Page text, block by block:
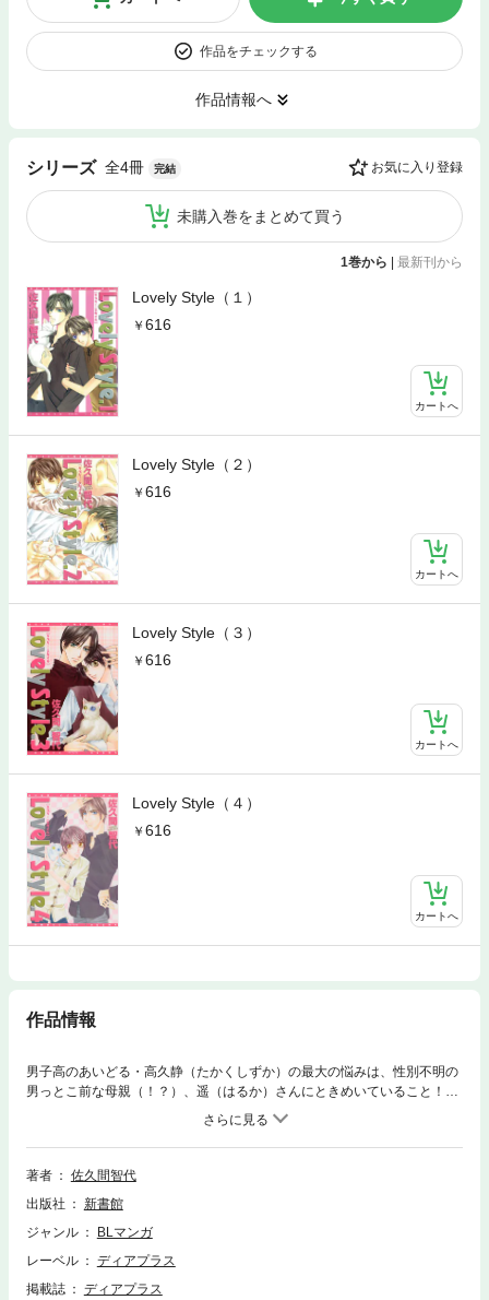
作品をチェックする
作品情報へ
シリーズ 全4冊 完結 お気に入り登録
未購入巻をまとめて買う
1巻から 最新刊から
Lovely Style（１）
616
カートへ
Lovely Style（２）
616
カートへ
Lovely Style（３）
616
カートへ
Lovely Style（４）
616
カートへ
作品情報
男子高のあいどる・高久静（たかくしずか）の最大の悩みは、性別不明の
男っとこ前な母親（！？）、遥（はるか）さんにときめいていること！
不倫も近親愛も同性愛も、へっちゃらさと意気込む静に、彼に恋する小沢
（おざわ）や、友人の灰谷（はいたに）、英語教師の三上（みかみ）は、
振り回されっぱなし！ 謎が謎よび、混戦するらぶ・あ・ら・もーど第一
弾！
著者
佐久間智代
出版社
新書館
ジャンル
BLマンガ
レーベル
ディアプラス
掲載誌
ディアプラス